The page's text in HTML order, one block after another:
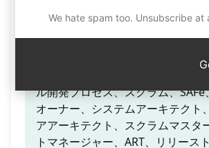
ティーザー
ユーザーが入力した変数に基づい
ル開発プロセス、スクラム、
オーナー、システムアーキテクト
アアーキテクト、スクラムマスタ
トマネージャー、ART、リリース
We hate spam too. Unsubscribe at